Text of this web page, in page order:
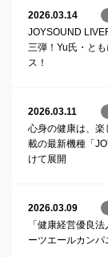
2026.03.14
JOYSOUND
三弾！Yu氏・と
ス！
2026.03.11
心身の健康は、
載の最新機種「
けて展開
2026.03.09
「健康経営優良
ーツエールカン